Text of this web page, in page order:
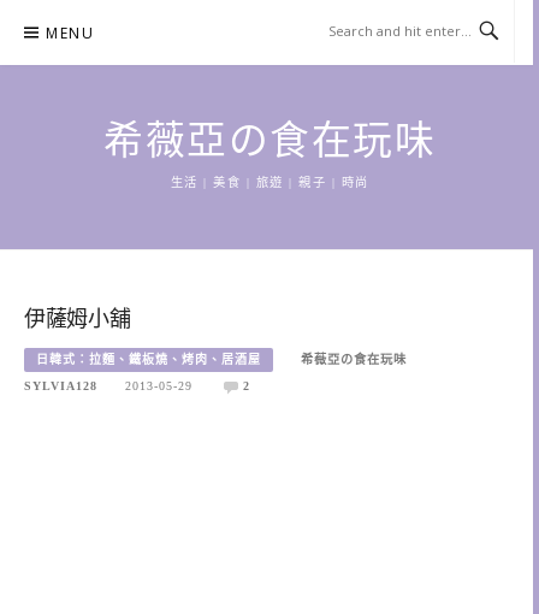
content
MENU
希薇亞の食在玩味
生活 | 美食 | 旅遊 | 親子 | 時尚
伊薩姆小舖
日韓式：拉麵、鐵板燒、烤肉、居酒屋
希薇亞の食在玩味
SYLVIA128
2013-05-29 2